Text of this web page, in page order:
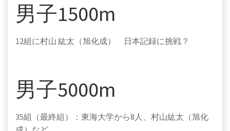
男子1500m
12組に村山 紘太（旭化成） 日本記録に挑戦？
男子5000m
35組（最終組）：東海大学から8人、 村山紘太（旭化